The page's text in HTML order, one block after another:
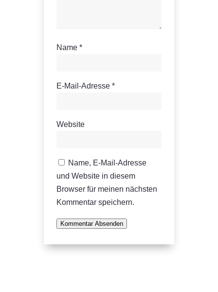
Name*
E-Mail-Adresse*
Website
Name, E-Mail-Adresse
und Website in diesem
Browser für meinen nächsten
Kommentar speichern.
Kommentar Absenden